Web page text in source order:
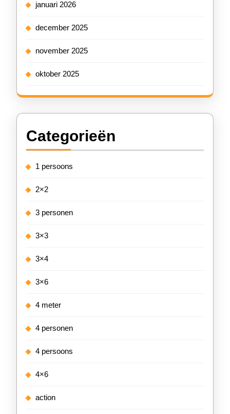
januari 2026
december 2025
november 2025
oktober 2025
Categorieën
1 persoons
2×2
3 personen
3×3
3×4
3×6
4 meter
4 personen
4 persoons
4×6
action